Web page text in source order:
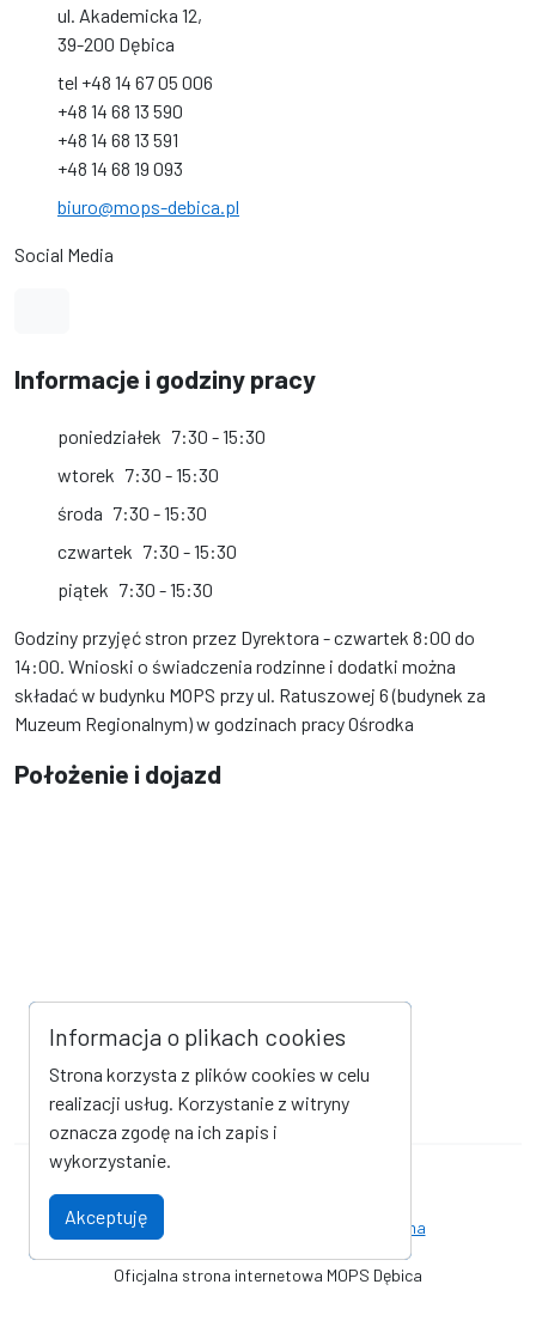
ul. Akademicka 12,
39-200 Dębica
tel +48 14 67 05 006
+48 14 68 13 590
+48 14 68 13 591
+48 14 68 19 093
biuro@mops-debica.pl
Social Media
Informacje i godziny pracy
poniedziałek 7:30 - 15:30
wtorek 7:30 - 15:30
środa 7:30 - 15:30
czwartek 7:30 - 15:30
piątek 7:30 - 15:30
Godziny przyjęć stron przez Dyrektora - czwartek 8:00 do
14:00. Wnioski o świadczenia rodzinne i dodatki można
składać w budynku MOPS przy ul. Ratuszowej 6 (budynek za
Muzeum Regionalnym) w godzinach pracy Ośrodka
Położenie i dojazd
Oficjalna strona internetowa MOPS Dębica
Deklaracja dostępności Strona archiwalna
Informacja o plikach cookies
Strona korzysta z plików cookies w celu
realizacji usług. Korzystanie z witryny
oznacza zgodę na ich zapis i
wykorzystanie.
Akceptuję